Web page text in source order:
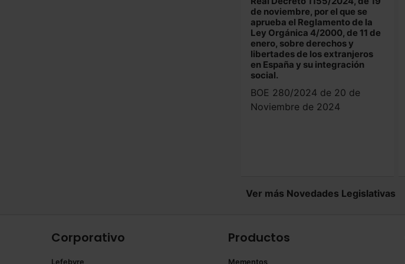
de noviembre, por el que se
aprueba el Reglamento de la
Ley Orgánica 4/2000, de 11 de
enero, sobre derechos y
libertades de los extranjeros
en España y su integración
social.
BOE 280/2024 de 20 de
Noviembre de 2024
Ver más Novedades Legislativas
Corporativo
Lefebvre
Productos
Mementos